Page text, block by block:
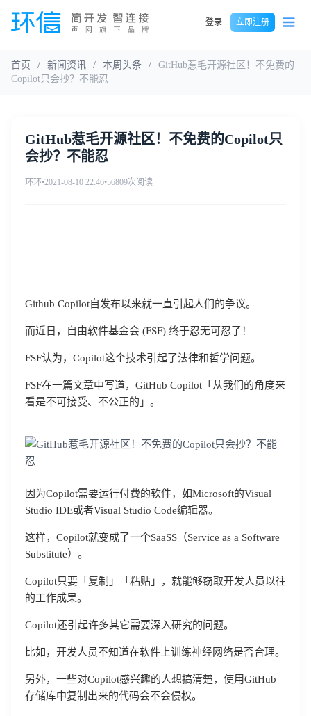
登录 立即注册
首页 / 新闻资讯 / 本周头条 /
GitHub惹毛开源社区！不免费的
Copilot只会抄？不能忍
GitHub惹毛开源社区！不免费的Copilot只
会抄？不能忍
环环•2021-08-10 22:46•56809次阅读
Github Copilot自发布以来就一直引起人们的争议。
而近日，自由软件基金会 (FSF) 终于忍无可忍了！
FSF认为，Copilot这个技术引起了法律和哲学问题。
FSF在一篇文章中写道，GitHub Copilot「从我们的角度来
看是不可接受、不公正的」。
因为Copilot需要运行付费的软件，如Microsoft的Visual
Studio IDE或者Visual Studio Code编辑器。
这样，Copilot就变成了一个SaaSS（Service as a Software
Substitute）。
Copilot只要「复制」「粘贴」，就能够窃取开发人员以往
的工作成果。
Copilot还引起许多其它需要深入研究的问题。
比如，开发人员不知道在软件上训练神经网络是否合理。
另外，一些对Copilot感兴趣的人想搞清楚，使用GitHub
存储库中复制出来的代码会不会侵权。